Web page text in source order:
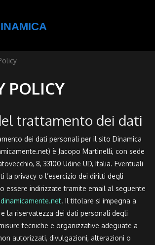
POLICY
trattamento dei dati
dei dati personali per il sito Dinamica
è Jacopo Martinelli, con sede
8, 33100 Udine UD, Italia. Eventuali
la privacy o l’esercizio dei diritti degli
essere indirizzate tramite email al seguente
. Il titolare si impegna a
la riservatezza dei dati personali degli
tecniche e organizzative adeguate a
autorizzati, divulgazioni, alterazioni o